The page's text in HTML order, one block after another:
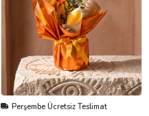
Perşembe Ücretsiz Teslimat